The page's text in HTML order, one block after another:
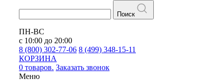
Поиск
ПН-ВС
с 10:00 до 20:00
8 (800) 302-77-06 8 (499) 348-15-11
КОРЗИНА
0 товаров. Заказать звонок
Меню